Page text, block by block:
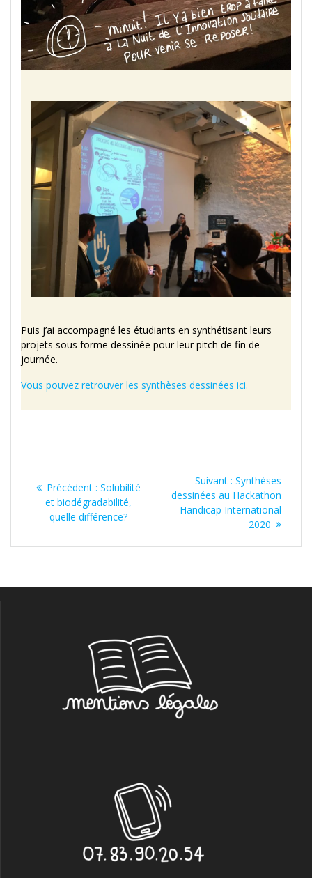
Puis j’ai accompagné les étudiants en synthétisant leurs
projets sous forme dessinée pour leur pitch de fin de
journée.
Vous pouvez retrouver les synthèses dessinées ici.
l’article
Précédent : Article
précédent
:
Solubilité
et biodégradabilité,
quelle différence?
Suivant : Article
suivant
:
Synthèses
dessinées au Hackathon
Handicap International
2020